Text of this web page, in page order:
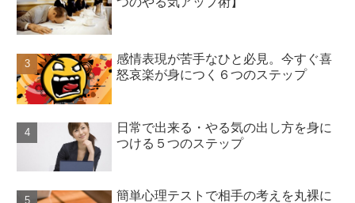
感情表現が苦手なひと必見。今すぐ喜
怒哀楽が身につく６つのステップ
日常で出来る・やる気の出し方を身に
つける５つのステップ
簡単心理テストで相手の考えを丸裸に